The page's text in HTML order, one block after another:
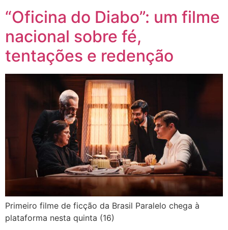
“Oficina do Diabo”: um filme
nacional sobre fé,
tentações e redenção
Primeiro filme de ficção da Brasil Paralelo chega à
plataforma nesta quinta (16)